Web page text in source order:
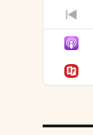
04/08/
Điểm
Dương
03/08/
rủi ro